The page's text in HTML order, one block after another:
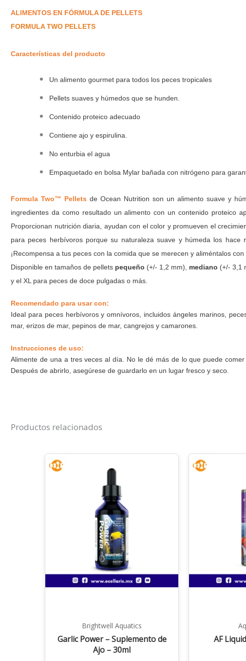
ALIMENTOS EN FÓRMULA DE PELLETS
FORMULA TWO PELLETS
Características del producto
Un alimento gourmet para todos los peces tropicales
Pellets suaves y húmedos que se hunden.
Contenido proteico adecuado
Contiene ajo y espirulina.
No enturbia el agua
Empaquetado en bolsa Mylar bañada con nitrógeno para
Formula Two™ Pellets de Ocean Nutrition son un alimento suave y
ingredientes da como resultado un alimento con un contenido proteico
Proporcionan nutrición diaria, ayudan con el color y promueven el
para peces herbívoros porque su naturaleza suave y húmeda los
¡Recompensa a tus peces con la comida que se merecen y aliméntalos
Disponible en tamaños de pellets pequeño (+/- 1,2 mm), mediano (+/- 3,1
y el XL para peces de doce pulgadas o más.
Recomendado para usar con:
Ideal para peces herbívoros y omnívoros, incluidos ángeles marinos,
mar, erizos de mar, pepinos de mar, cangrejos y camarones.
Instrucciones de uso:
Alimente de una a tres veces al día. No le dé más de lo que puede
Después de abrirlo, asegúrese de guardarlo en un lugar fresco y seco.
Productos relacionados
Brightwell Aquatics
Garlic Power – Suplemento de
Ajo – 30ml
AF